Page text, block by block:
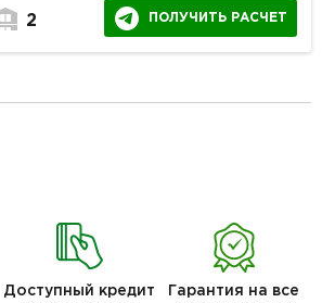
2 ПОЛУЧИТЬ РАСЧЕТ
Доступный кредит
Гарантия на все